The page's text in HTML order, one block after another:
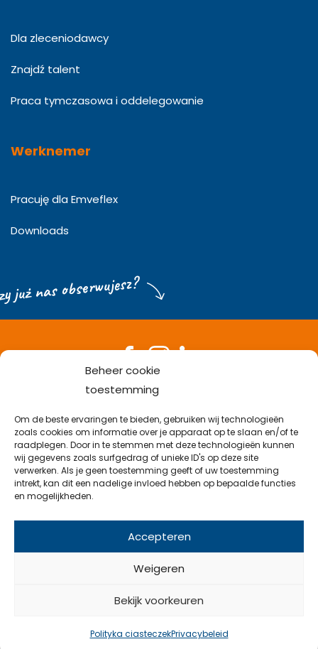
Beheer cookie
toestemming
Om de beste ervaringen te bieden, gebruiken wij technologieën
zoals cookies om informatie over je apparaat op te slaan en/of te
raadplegen. Door in te stemmen met deze technologieën kunnen
wij gegevens zoals surfgedrag of unieke ID's op deze site
verwerken. Als je geen toestemming geeft of uw toestemming
intrekt, kan dit een nadelige invloed hebben op bepaalde functies
en mogelijkheden.
Accepteren
Weigeren
Bekijk voorkeuren
Polityka ciasteczekPrivacybeleid
Dla zleceniodawcy
Znajdź talent
Praca tymczasowa i oddelegowanie
Werknemer
Pracuję dla Emveflex
Downloads
już nas obserwujesz?
+31 53-538 38 82
info@emveflex.com
Przyjdź do biura
Najaarsweg 21 B, 7532 SK Enschede